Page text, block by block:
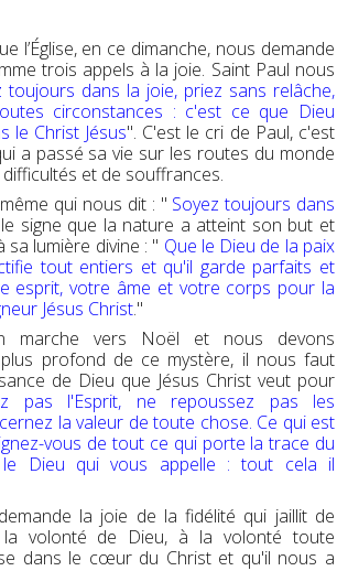
l’Église, en ce dimanche, nous demande
trois appels à la joie. Saint Paul nous
toujours dans la joie, priez sans relâche,
circonstances : c'est ce que Dieu
le Christ Jésus". C'est le cri de Paul, c'est
a passé sa vie sur les routes du monde
et de souffrances.
qui nous dit : " Soyez toujours dans
signe que la nature a atteint son but et
lumière divine : " Que le Dieu de la paix
tout entiers et qu'il garde parfaits et
esprit, votre âme et votre corps pour la
Jésus Christ."
marche vers Noël et nous devons
profond de ce mystère, il nous faut
de Dieu que Jésus Christ veut pour
pas l'Esprit, ne repoussez pas les
la valeur de toute chose. Ce qui est
vous de tout ce qui porte la trace du
Dieu qui vous appelle : tout cela il
la joie de la fidélité qui jaillit de
volonté de Dieu, à la volonté toute
dans le cœur du Christ et qu'il nous a